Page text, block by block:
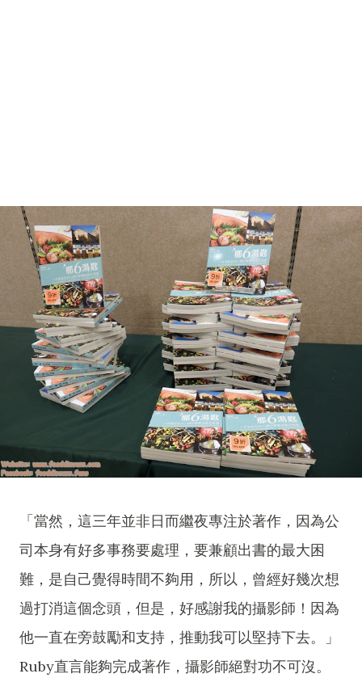
「當然，這三年並非日而繼夜專注於著作，因為公
司本身有好多事務要處理，要兼顧出書的最大困
難，是自己覺得時間不夠用，所以，曾經好幾次想
過打消這個念頭，但是，好感謝我的攝影師！因為
他一直在旁鼓勵和支持，推動我可以堅持下去。」
Ruby直言能夠完成著作，攝影師絕對功不可沒。